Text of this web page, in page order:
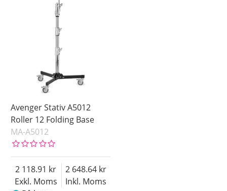
Avenger Stativ A5012
Roller 12 Folding Base
MA-A5012
Exkl. Moms
2 118.91
Inkl. Moms
2 648.64